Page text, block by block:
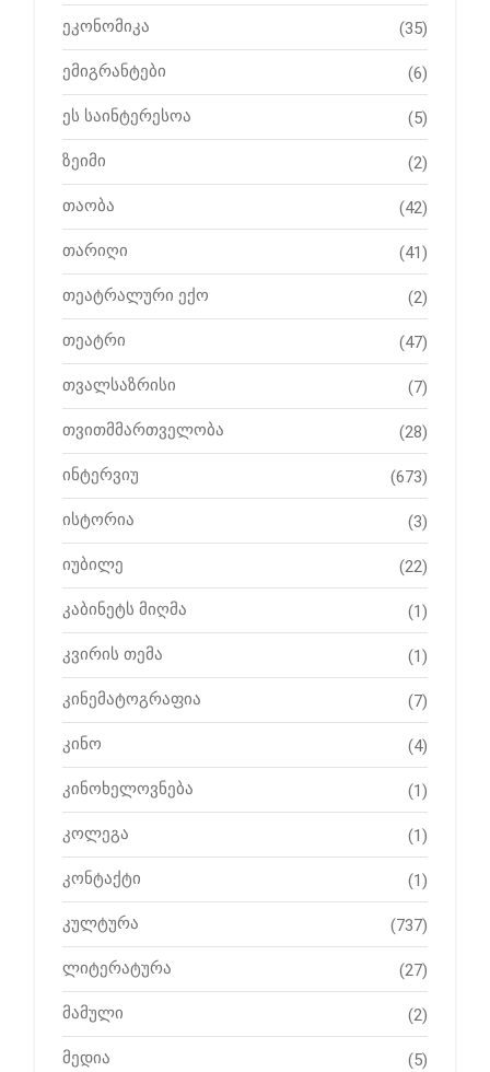
ეკონომიკა (35)
ემიგრანტები (6)
ეს საინტერესოა (5)
ზეიმი (2)
თაობა (42)
თარიღი (41)
თეატრალური ექო (2)
თეატრი (47)
თვალსაზრისი (7)
თვითმმართველობა (28)
ინტერვიუ (673)
ისტორია (3)
იუბილე (22)
კაბინეტს მიღმა (1)
კვირის თემა (1)
კინემატოგრაფია (7)
კინო (4)
კინოხელოვნება (1)
კოლეგა (1)
კონტაქტი (1)
კულტურა (737)
ლიტერატურა (27)
მამული (2)
მედია (5)